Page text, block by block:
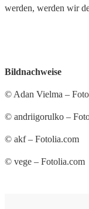
werden, werden wir
Bildnachweise
© Adan Vielma –
© andriigorulko –
© akf – Fotolia.com
© vege – Fotolia.com